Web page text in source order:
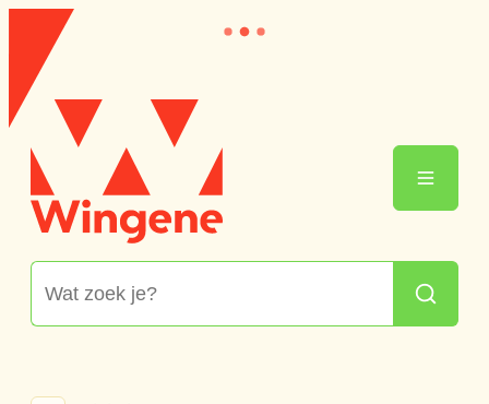
Naar inhoud
Wingene
Zoeken
Menu